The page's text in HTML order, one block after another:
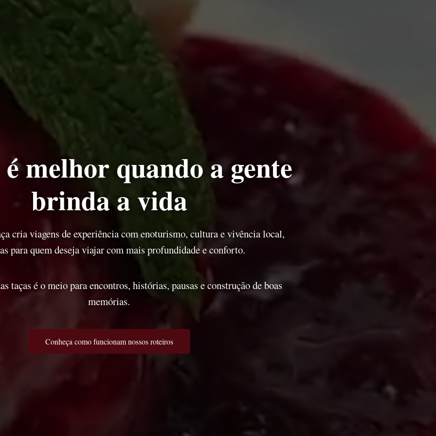
melhor quando a gente
brinda a vida
cria viagens de experiência com enoturismo, cultura e vivência local,
para quem deseja viajar com mais profundidade e conforto.
taças é o meio para encontros, histórias, pausas e construção de boas
memórias.
Conheça como funcionam nossos roteiros